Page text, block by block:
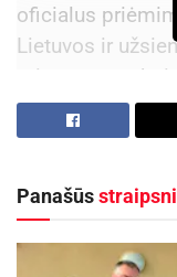
oficialus
Lietuvos ir
miesto merą
sukakties
tapo Daugpilio
Po oficialaus
šv. Mišiose.
Panašūs